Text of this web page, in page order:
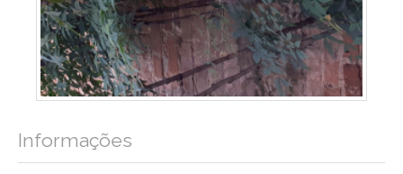
Informações